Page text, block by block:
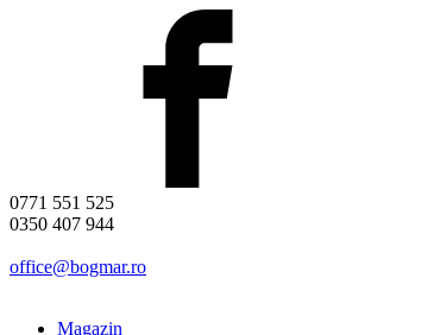
0771 551 525
0350 407 944
office@bogmar.ro
Magazin